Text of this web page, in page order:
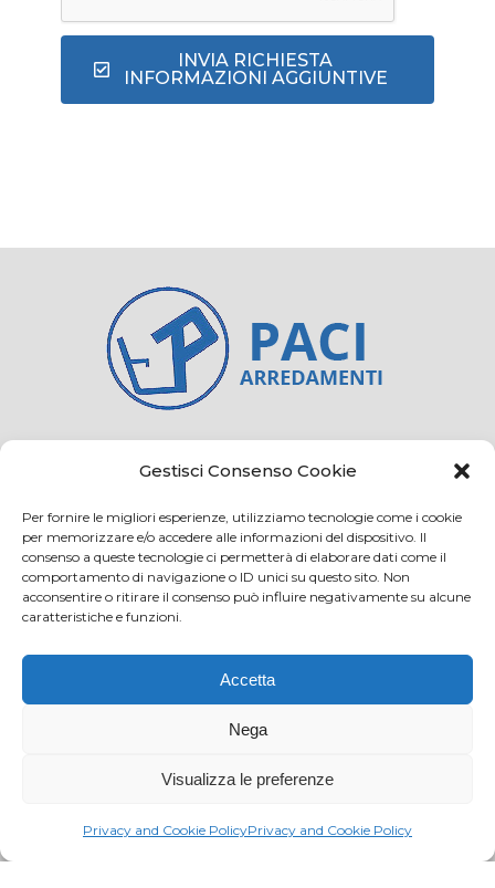
Gestisci Consenso Cookie
Per fornire le migliori esperienze, utilizziamo tecnologie come i cookie
per memorizzare e/o accedere alle informazioni del dispositivo. Il
consenso a queste tecnologie ci permetterà di elaborare dati come il
comportamento di navigazione o ID unici su questo sito. Non
acconsentire o ritirare il consenso può influire negativamente su alcune
caratteristiche e funzioni.
Accetta
Nega
Visualizza le preferenze
Privacy and Cookie PolicyPrivacy and Cookie Policy
INVIA RICHIESTA
INFORMAZIONI AGGIUNTIVE
Credits Privacy and cookie
Via Virginio 358/360
Loc. Anselmo 50025 Montespertoli (FI)
E-mail: info@paciarrediscolastici.com
PEC: pacisrl@interfreepec.it
Tel e Fax: +39 0571 675108
PI e CF: 05012160486 Registro delle Imprese di
Capitale Sociale Euro 20.800,00 i.v.